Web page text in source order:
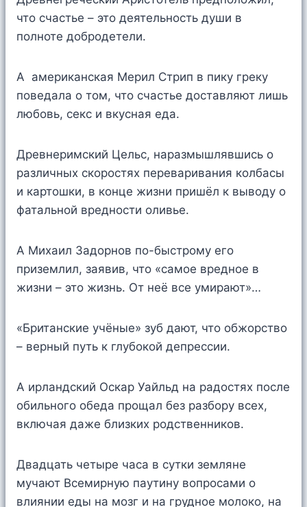
что счастье – это деятельность души в
полноте добродетели.
А американская Мерил Стрип в пику греку
поведала о том, что счастье доставляют лишь
любовь, секс и вкусная еда.
Древнеримский Цельс, наразмышлявшись о
различных скоростях переваривания колбасы
и картошки, в конце жизни пришёл к выводу о
фатальной вредности оливье.
А Михаил Задорнов по-быстрому его
приземлил, заявив, что «самое вредное в
жизни – это жизнь. От неё все умирают»…
«Британские учёные» зуб дают, что обжорство
– верный путь к глубокой депрессии.
А ирландский Оскар Уайльд на радостях после
обильного обеда прощал без разбору всех,
включая даже близких родственников.
Двадцать четыре часа в сутки земляне
мучают Всемирную паутину вопросами о
влиянии еды на мозг и на грудное молоко, на